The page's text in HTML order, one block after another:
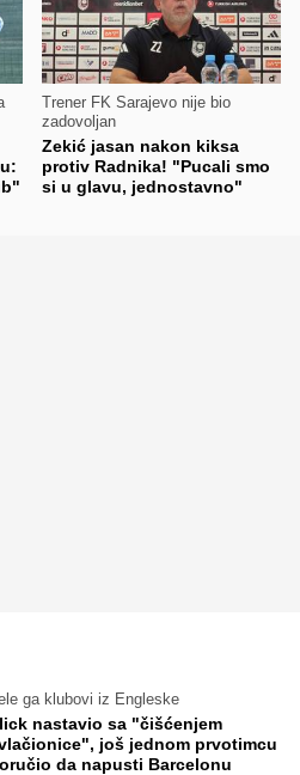
Trener FK Sarajevo nije bio
zadovoljan
Zekić jasan nakon kiksa
protiv Radnika! "Pucali smo
si u glavu, jednostavno"
ga klubovi iz Engleske
nastavio sa "čišćenjem
još jednom prvotimcu
da napusti Barcelonu